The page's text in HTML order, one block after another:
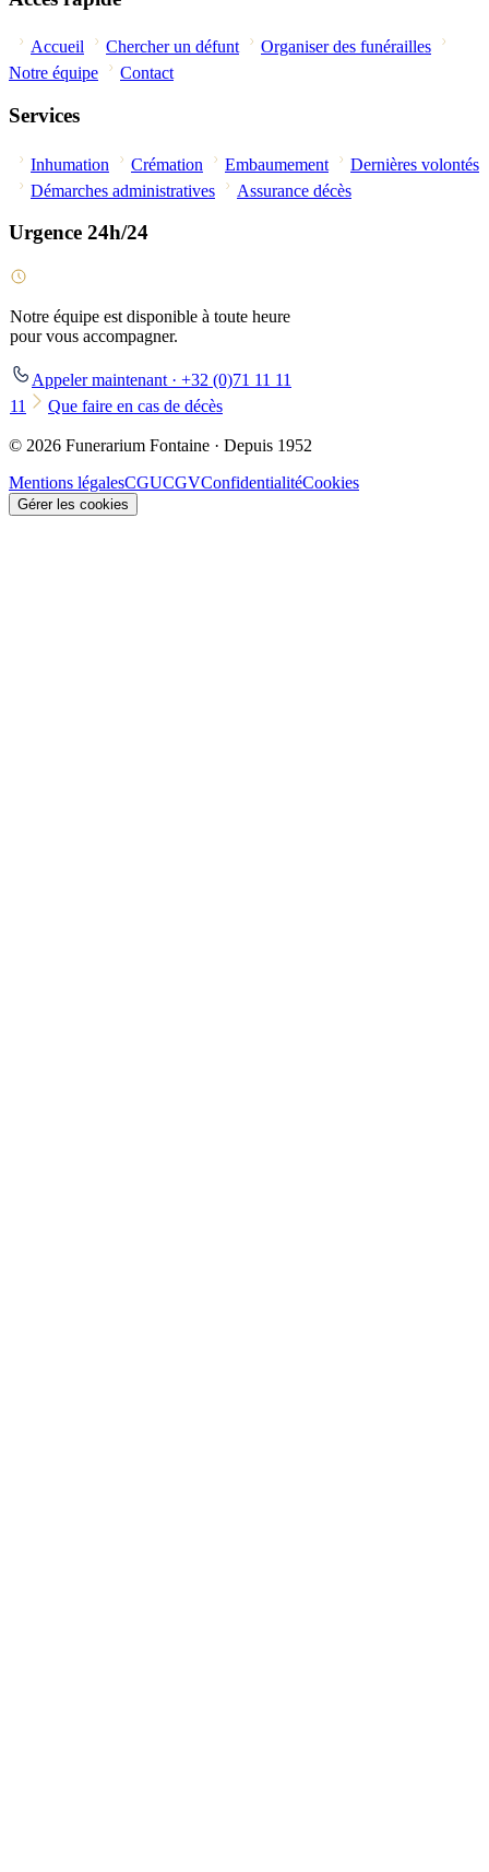
Accueil Chercher un défunt
Organiser des funérailles
Notre équipe
Contact
Services
Inhumation Crémation Embaumement
Dernières volontés
Démarches administratives
Assurance décès
Urgence 24h/24
Notre équipe est disponible à toute heure
pour vous accompagner.
Appeler maintenant · +32 (0)71 11 11
11
Que faire en cas de décès
© 2026 Funerarium Fontaine · Depuis 1952
Mentions légalesCGUCGVConfidentialitéCookies
Gérer les cookies